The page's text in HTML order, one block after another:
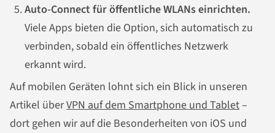
Auto-Connect für öffentliche WLANs einrichten.
Viele Apps bieten die Option, sich automatisch zu
verbinden, sobald ein öffentliches Netzwerk
erkannt wird.
Auf mobilen Geräten lohnt sich ein Blick in unseren
Artikel überVPN auf dem Smartphone und Tablet–
dort gehen wir auf die Besonderheiten von iOS und